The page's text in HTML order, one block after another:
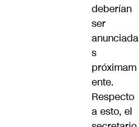
deberían
ser
anunciada
s
próximam
ente.
Respecto
a esto, el